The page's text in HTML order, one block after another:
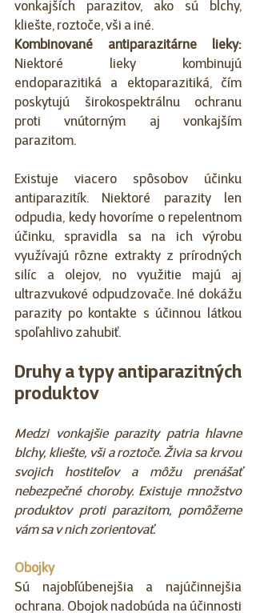
vonkajších parazitov, ako sú blchy,
kliešte, roztoče, vši a iné.
Niektoré lieky kombinujú
endoparazitiká a ektoparazitiká, čím
poskytujú širokospektrálnu ochranu
proti vnútorným aj vonkajším
parazitom.
Existuje viacero spôsobov účinku
antiparazitík. Niektoré parazity len
odpudia, kedy hovoríme o repelentnom
účinku, spravidla sa na ich výrobu
využívajú rôzne extrakty z prírodných
silíc a olejov, no využitie majú aj
ultrazvukové odpudzovače. Iné dokážu
parazity po kontakte s účinnou látkou
spoľahlivo zahubiť.
Druhy a typy antiparazitných
produktov
Medzi vonkajšie parazity patria hlavne
blchy, kliešte, vši a roztoče. Živia sa krvou
svojich hostiteľov a môžu prenášať
nebezpečné choroby. Existuje množstvo
produktov proti parazitom, pomôžeme
vám sa v nich zorientovať.
Obojky
Sú najobľúbenejšia a najúčinnejšia
ochrana. Obojok nadobúda na účinnosti